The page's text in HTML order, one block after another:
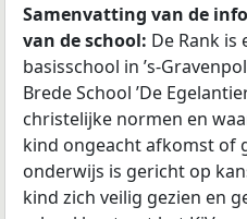
Samenvatting van de
van de school: De Rank
basisschool in ’s-
Brede School ’De
christelijke normen en
kind ongeacht afkomst of
onderwijs is gericht op
kind zich veilig gezien en